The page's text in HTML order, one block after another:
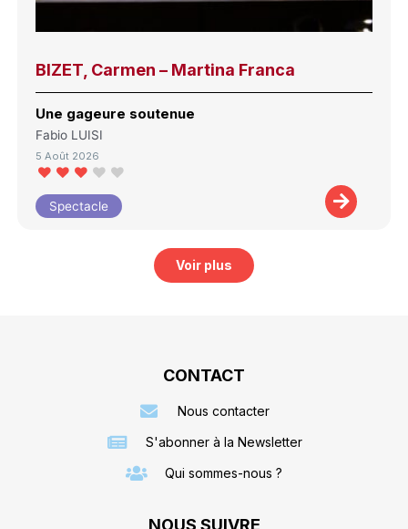
BIZET, Carmen – Martina Franca
Une gageure soutenue
Fabio LUISI
5 Août 2026
Spectacle
Voir plus
CONTACT
Nous contacter
S'abonner à la Newsletter
Qui sommes-nous ?